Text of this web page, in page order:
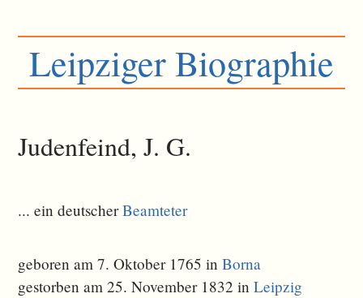
Leipziger Biographie
Judenfeind, J. G.
... ein deutscherBeamteter
geboren am 7. Oktober 1765 inBorna
gestorben am 25. November 1832 inLeipzig